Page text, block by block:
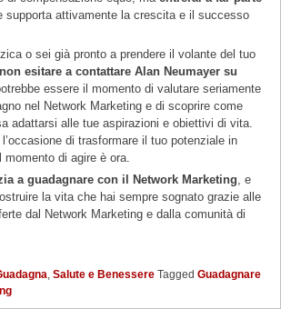
supporta attivamente la crescita e il successo
o sei già pronto a prendere il volante del tuo
non esitare a contattare Alan Neumayer su
essere il momento di valutare seriamente
nel Network Marketing e di scoprire come
adattarsi alle tue aspirazioni e obiettivi di vita.
di trasformare il tuo potenziale in
di agire è ora.
a guadagnare con il Network Marketing , e
la vita che hai sempre sognato grazie alle
dal Network Marketing e dalla comunità di
, Salute e Benessere Tagged Guadagnare